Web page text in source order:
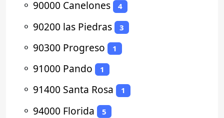
⚬ 90000 Canelones 4
⚬ 90200 las Piedras 3
⚬ 90300 Progreso 1
⚬ 91000 Pando 1
⚬ 91400 Santa Rosa 1
⚬ 94000 Florida 5